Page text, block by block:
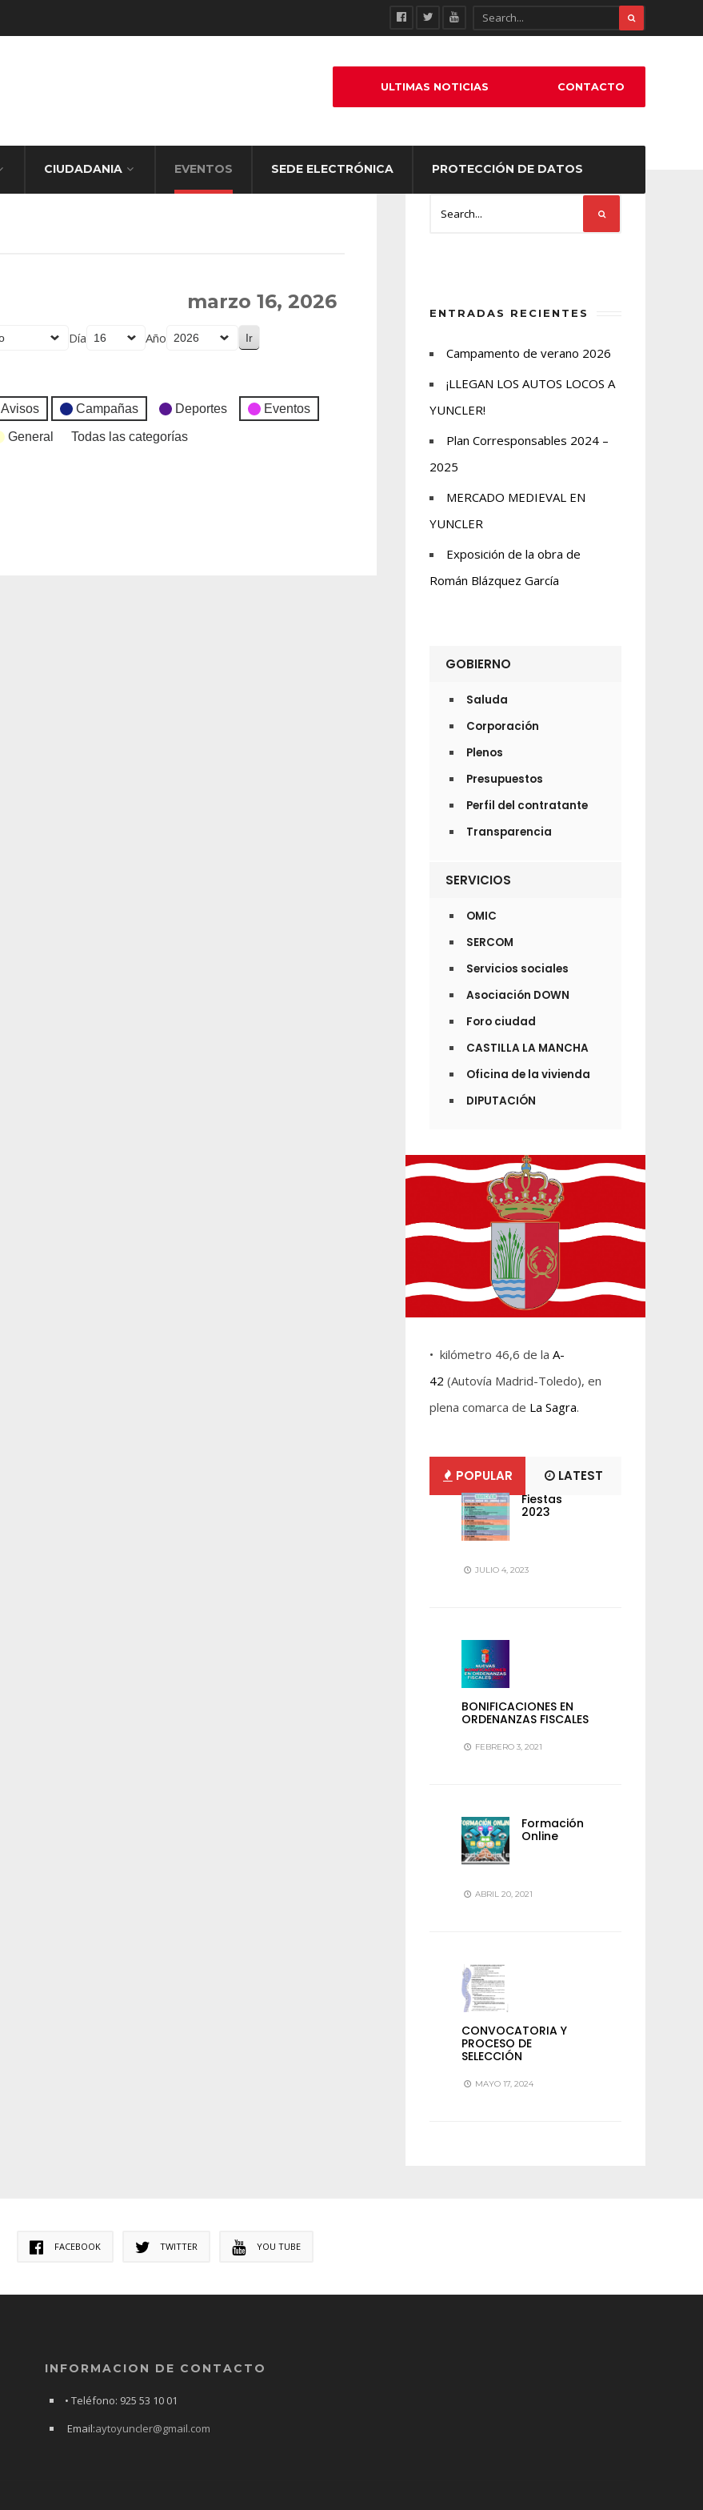
CIUDADANIA EVENTOS SEDE ELECTRÓNICA PROTECCIÓN DE DATOS
ULTIMAS NOTICIAS CONTACTO
marzo 16, 2026
Día Año
Avisos Campañas Deportes Eventos
General Todas las categorías
ENTRADAS RECIENTES
Campamento de verano 2026
¡LLEGAN LOS AUTOS LOCOS A
YUNCLER!
Plan Corresponsables 2024 –
2025
MERCADO MEDIEVAL EN
YUNCLER
Exposición de la obra de
Román Blázquez García
GOBIERNO
Saluda
Corporación
Plenos
Presupuestos
Perfil del contratante
Transparencia
SERVICIOS
OMIC
SERCOM
Servicios sociales
Asociación DOWN
Foro ciudad
CASTILLA LA MANCHA
Oficina de la vivienda
DIPUTACIÓN
• kilómetro 46,6 de la A-
42 (Autovía Madrid-Toledo), en
plena comarca de La Sagra.
POPULAR LATEST
Fiestas
2023
JULIO 4, 2023
BONIFICACIONES EN
ORDENANZAS FISCALES
FEBRERO 3, 2021
Formación
Online
ABRIL 20, 2021
CONVOCATORIA Y
PROCESO DE
SELECCIÓN
MAYO 17, 2024
FACEBOOK TWITTER YOU TUBE
INFORMACION DE CONTACTO
• Teléfono: 925 53 10 01
Email:aytoyuncler@gmail.com